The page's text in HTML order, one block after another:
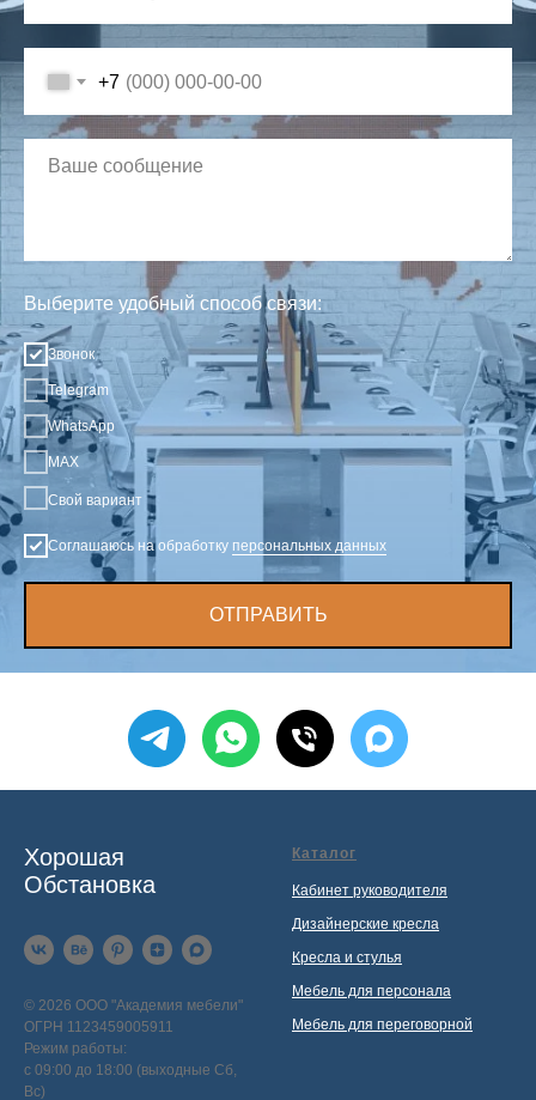
+7
Выберите удобный способ связи:
Звонок
Telegram
WhatsApp
MAX
Свой вариант
Соглашаюсь на обработку персональных данных
ОТПРАВИТЬ
Хорошая
Обстановка
© 2026 ООО "Академия мебели"
ОГРН 1123459005911
Режим работы:
с 09:00 до 18:00 (выходные Сб,
Вс)
Каталог
Кабинет руководителя
Дизайнерские кресла
Кресла и стулья
Мебель для персонала
Мебель для переговорной